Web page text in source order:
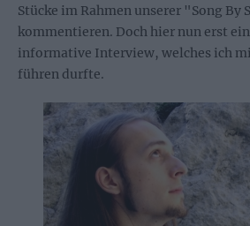
Stücke im Rahmen unserer "Song By
kommentieren. Doch hier nun erst
informative Interview, welches ich
führen durfte.